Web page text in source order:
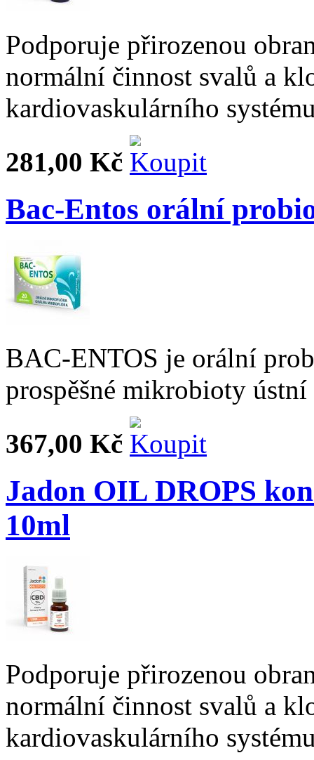
Podporuje přirozenou
normální činnost svalů a
kardiovaskulárního
281,00 Kč
Bac-Entos orální
BAC-ENTOS je orální
prospěšné mikrobioty
367,00 Kč
Jadon OIL DROPS
10ml
Podporuje přirozenou
normální činnost svalů a
kardiovaskulárního